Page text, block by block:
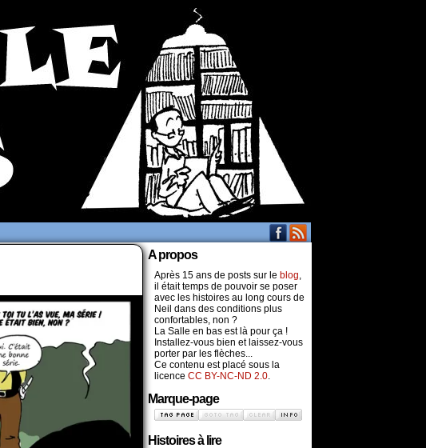
A propos
Après 15 ans de posts sur le blog,
il était temps de pouvoir se poser
avec les histoires au long cours de
Neil dans des conditions plus
confortables, non ?
La Salle en bas est là pour ça !
Installez-vous bien et laissez-vous
porter par les flèches...
Ce contenu est placé sous la
licence CC BY-NC-ND 2.0.
Marque-page
Histoires à lire